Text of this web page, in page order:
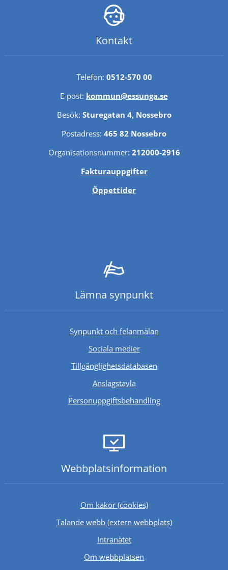
Kontakt
Telefon: 0512-570 00
E-post: kommun@essunga.se
Besök: Sturegatan 4, Nossebro
Postadress: 465 82 Nossebro
Organisationsnummer: 212000-2916
Fakturauppgifter
Öppettider
Lämna synpunkt
Synpunkt och felanmälan
Sociala medier
TillgänglighetsdatabasenLänk till annan
Anslagstavla
Personuppgiftsbehandling
Webbplats­information
Om kakor (cookies)
Talande webb (extern webbplats)Länk till annan
IntranätetLänk till annan webbplats.
Om webbplatsen